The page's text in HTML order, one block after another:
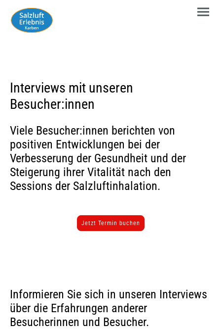
Interviews mit unseren
Besucher:innen
Viele Besucher:innen berichten von
positiven Entwicklungen bei der
Verbesserung der Gesundheit und der
Steigerung ihrer Vitalität nach den
Sessions der Salzluftinhalation.
Jetzt Termin buchen
Informieren Sie sich in unseren Interviews
über die Erfahrungen anderer
Besucherinnen und Besucher.